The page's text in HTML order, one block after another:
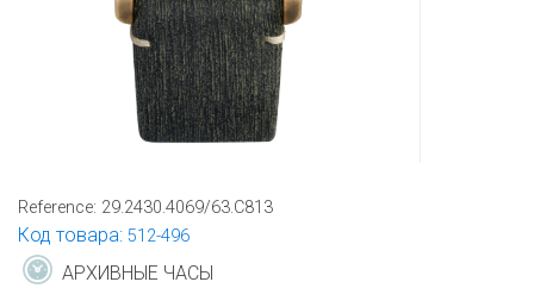
Reference: 29.2430.4069/63.C813
Код товара: 512-496
АРХИВНЫЕ ЧАСЫ